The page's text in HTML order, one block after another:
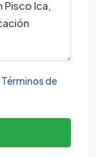
Términos de